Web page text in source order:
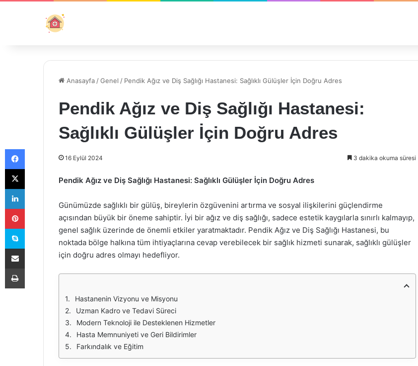
Anasayfa /Genel / Pendik Ağız ve Diş Sağlığı Hastanesi: Sağlıklı Gülüşler İçin Doğru Adres
Pendik Ağız ve Diş Sağlığı Hastanesi:
Sağlıklı Gülüşler İçin Doğru Adres
16 Eylül 2024 3 dakika okuma süresi
Pendik Ağız ve Diş Sağlığı Hastanesi: Sağlıklı Gülüşler İçin Doğru Adres
Günümüzde sağlıklı bir gülüş, bireylerin özgüvenini artırma ve sosyal ilişkilerini güçlendirme
açısından büyük bir öneme sahiptir. İyi bir ağız ve diş sağlığı, sadece estetik kaygılarla sınırlı kalmayıp,
genel sağlık üzerinde de önemli etkiler yaratmaktadır. Pendik Ağız ve Diş Sağlığı Hastanesi, bu
noktada bölge halkına tüm ihtiyaçlarına cevap verebilecek bir sağlık hizmeti sunarak, sağlıklı gülüşler
için doğru adres olmayı hedefliyor.
Hastanenin Vizyonu ve Misyonu
Uzman Kadro ve Tedavi Süreci
Modern Teknoloji ile Desteklenen Hizmetler
Hasta Memnuniyeti ve Geri Bildirimler
Farkındalık ve Eğitim
Facebook
X
LinkedIn
Pinterest
Skype
E-Posta ile paylaş